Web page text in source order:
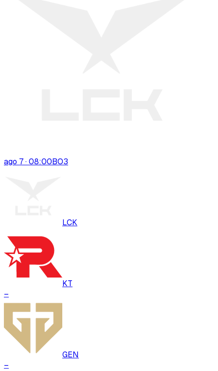
ago 7 · 08:00BO3
LCK
KT
–
GEN
–